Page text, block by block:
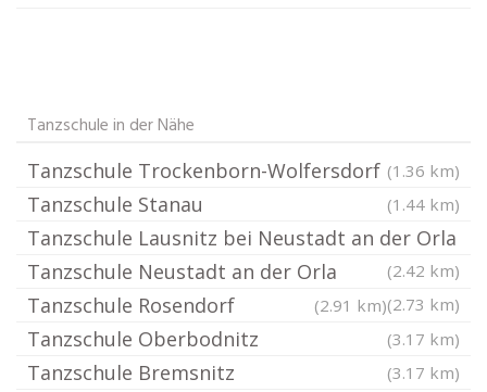
Tanzschule in der Nähe
Tanzschule Trockenborn-Wolfersdorf (1.36 km)
Tanzschule Stanau (1.44 km)
Tanzschule Lausnitz bei Neustadt an der Orla
(2.42 km)
Tanzschule Neustadt an der Orla
(2.73 km)
Tanzschule Rosendorf (2.91 km)
Tanzschule Oberbodnitz (3.17 km)
Tanzschule Bremsnitz (3.17 km)